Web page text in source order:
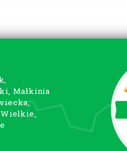
Małkinia
Wielkie,